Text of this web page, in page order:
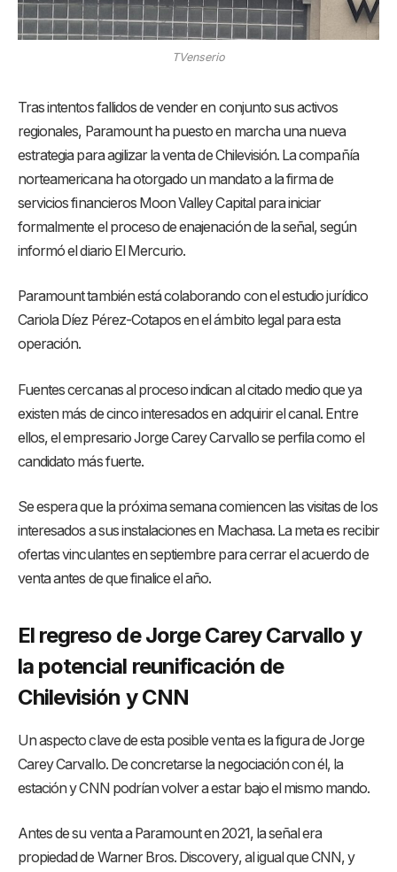
TVenserio
Tras intentos fallidos de vender en conjunto sus activos
regionales, Paramount ha puesto en marcha una nueva
estrategia para agilizar la venta de Chilevisión. La compañía
norteamericana ha otorgado un mandato a la firma de
servicios financieros Moon Valley Capital para iniciar
formalmente el proceso de enajenación de la señal, según
informó el diario El Mercurio.
Paramount también está colaborando con el estudio jurídico
Cariola Díez Pérez-Cotapos en el ámbito legal para esta
operación.
Fuentes cercanas al proceso indican al citado medio que ya
existen más de cinco interesados en adquirir el canal. Entre
ellos, el empresario Jorge Carey Carvallo se perfila como el
candidato más fuerte.
Se espera que la próxima semana comiencen las visitas de los
interesados a sus instalaciones en Machasa. La meta es recibir
ofertas vinculantes en septiembre para cerrar el acuerdo de
venta antes de que finalice el año.
El regreso de Jorge Carey Carvallo y
la potencial reunificación de
Chilevisión y CNN
Un aspecto clave de esta posible venta es la figura de Jorge
Carey Carvallo. De concretarse la negociación con él, la
estación y CNN podrían volver a estar bajo el mismo mando.
Antes de su venta a Paramount en 2021, la señal era
propiedad de Warner Bros. Discovery, al igual que CNN, y